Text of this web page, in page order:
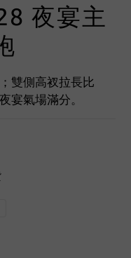
夜宴主
雙側高衩拉長比
宴氣場滿分。